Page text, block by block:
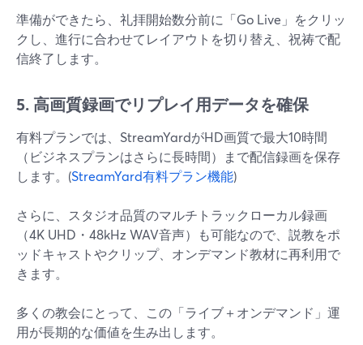
準備ができたら、礼拝開始数分前に「Go Live」をクリッ
クし、進行に合わせてレイアウトを切り替え、祝祷で配
信終了します。
5. 高画質録画でリプレイ用データを確保
有料プランでは、StreamYardがHD画質で最大10時間
（ビジネスプランはさらに長時間）まで配信録画を保存
します。(StreamYard有料プラン機能)
さらに、スタジオ品質のマルチトラックローカル録画
（4K UHD・48kHz WAV音声）も可能なので、説教をポ
ッドキャストやクリップ、オンデマンド教材に再利用で
きます。
多くの教会にとって、この「ライブ＋オンデマンド」運
用が長期的な価値を生み出します。